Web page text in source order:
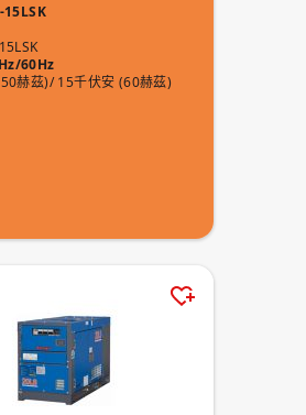
60Hz
赫茲)/ 15千伏安 (60赫茲)